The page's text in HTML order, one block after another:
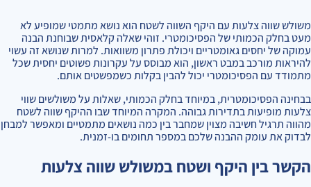
משולש שווה צלעות עם היקף השווה לשטח הוא נושא מתמטי שמופיע לא
מעט בחלק הכמותי של הפסיכומטרי. זוהי שאלה קלאסית שבוחנת הבנה
עמוקה של יחסים גאומטריים ויכולת פתרון משוואות. למרות שנושא זה עשוי
להיראות מורכב במבט ראשון, הוא מבוסס על עקרונות פשוטים יחסית שכל
מתמודד עם הפסיכומטרי יכול להבין בקלות כשמפשטים אותם.
בבחינה הפסיכומטרית, במיוחד בחלק הכמותי, שאלות על משולשים שווי
צלעות מופיעות בתדירות גבוהה. המקרה המיוחד שבו ההיקף שווה לשטח
מהווה תרגיל חשיבה מצוין שמחבר בין כמה נושאים מתמטיים ומאפשר למבחן
לבדוק את עומק ההבנה שלכם במספר תחומים בו-זמנית.
הקשר בין היקף ושטח במשולש שווה צלעות